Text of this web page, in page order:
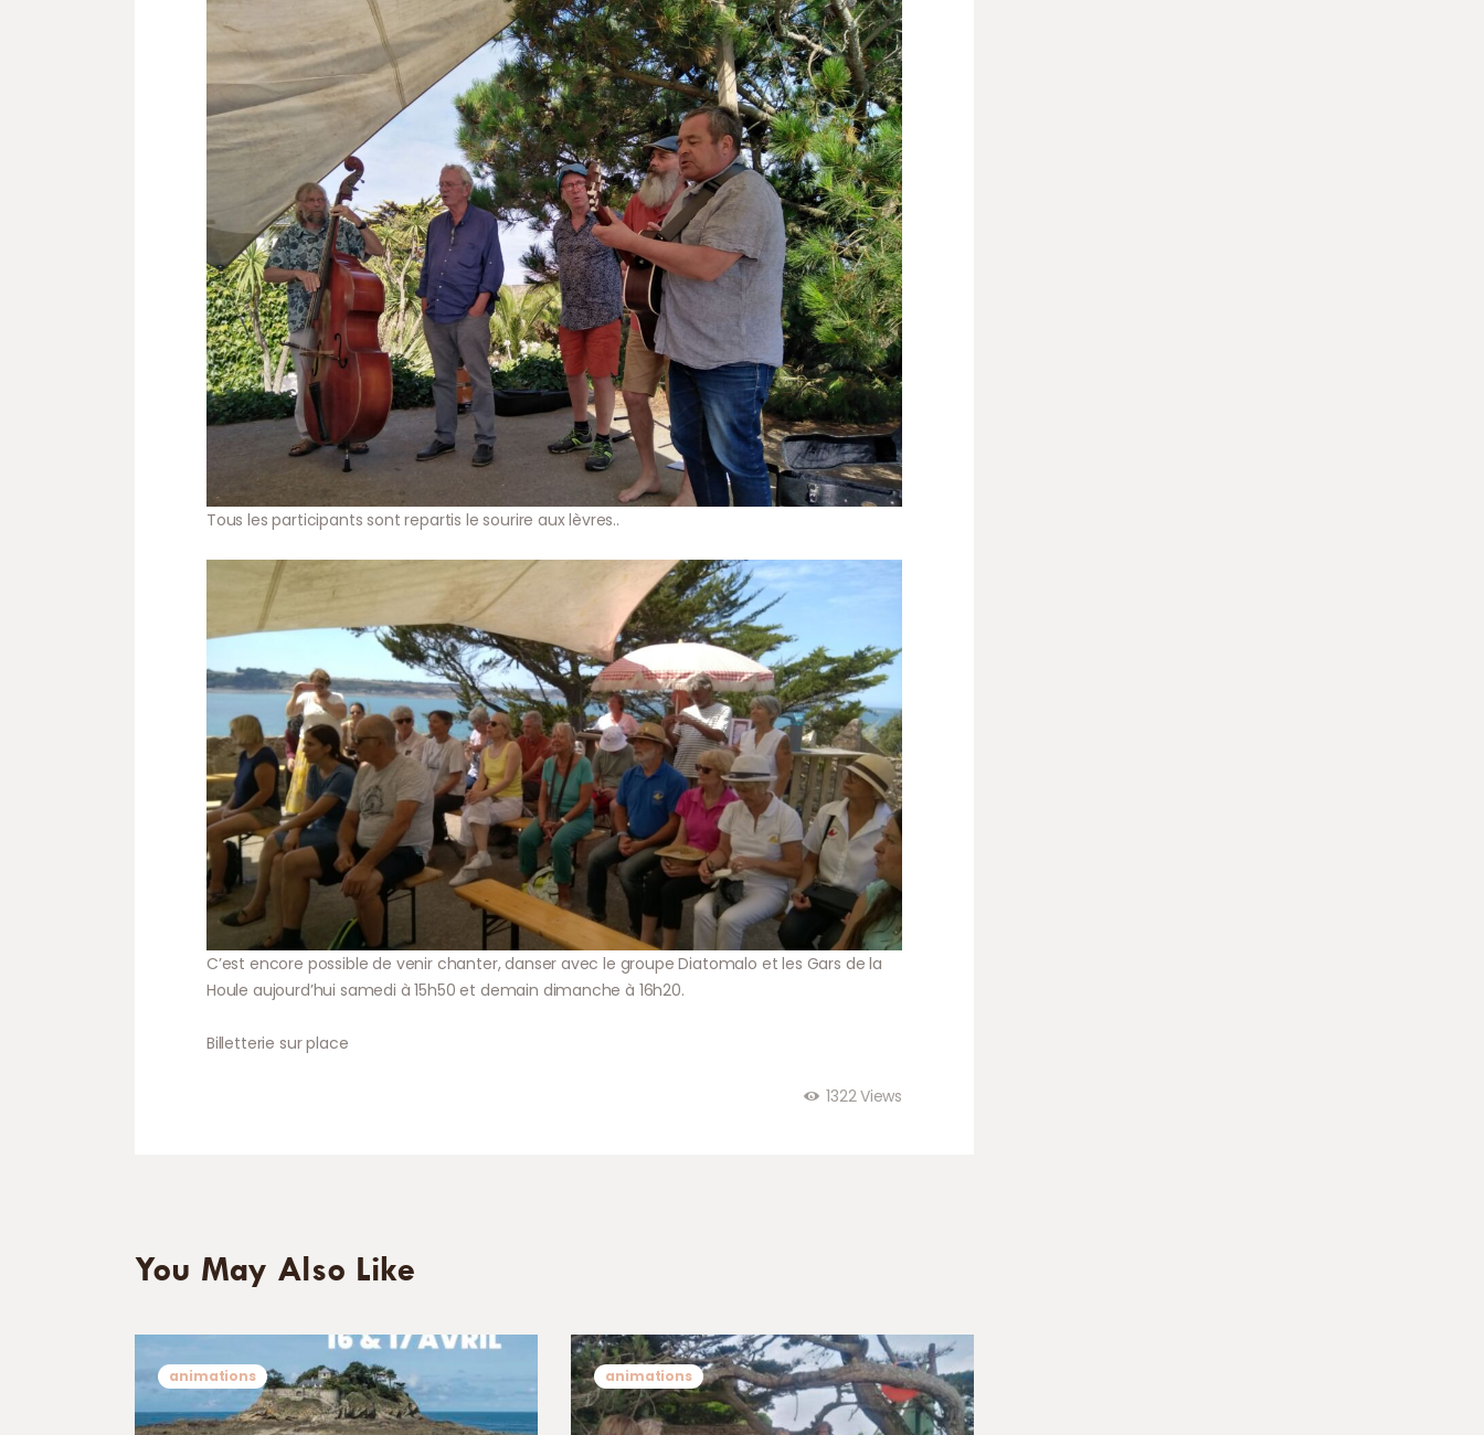
Tous les participants sont repartis le sourire aux lèvres..
C’est encore possible de venir chanter, danser avec le groupe Diatomalo et les Gars de la
Houle aujourd’hui samedi à 15h50 et demain dimanche à 16h20.
Billetterie sur place
1322Views
You May Also Like
animations animations